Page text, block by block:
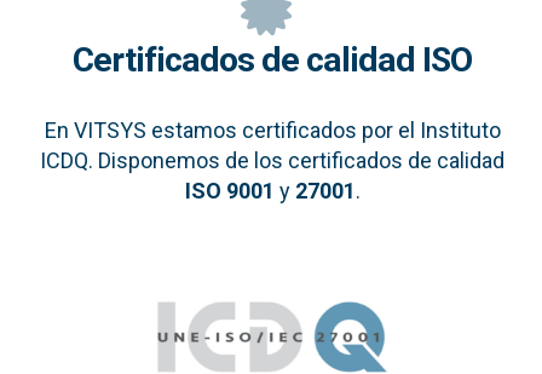
Certificados de calidad ISO
En VITSYS estamos certificados por el Instituto
ICDQ. Disponemos de los certificados de calidad
ISO 9001 y 27001.